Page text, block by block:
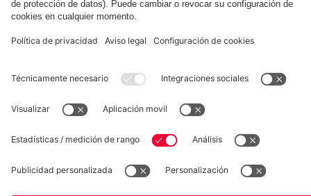
Museum Prensa Baloncesto
Aviso legal
Política de privacidad Condiciones de uso
Accesibilidad
Sistema de denuncia
Contacto Ajustes de cookies